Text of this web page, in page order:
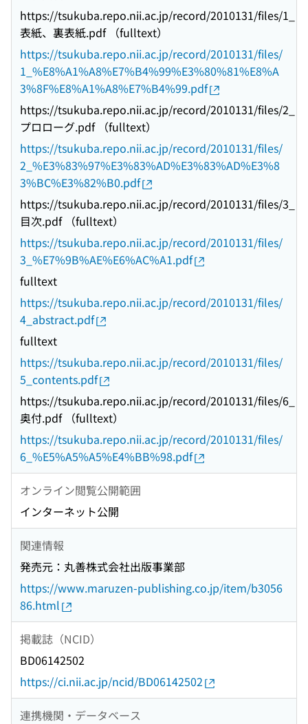
https://tsukuba.repo.nii.ac.jp/record/2010131/files/1_
表紙、裏表紙.pdf （fulltext）
https://tsukuba.repo.nii.ac.jp/record/2010131/files/
1_%E8%A1%A8%E7%B4%99%E3%80%81%E8%A
3%8F%E8%A1%A8%E7%B4%99.pdf
https://tsukuba.repo.nii.ac.jp/record/2010131/files/2_
プロローグ.pdf （fulltext）
https://tsukuba.repo.nii.ac.jp/record/2010131/files/
2_%E3%83%97%E3%83%AD%E3%83%AD%E3%8
3%BC%E3%82%B0.pdf
https://tsukuba.repo.nii.ac.jp/record/2010131/files/3_
目次.pdf （fulltext）
https://tsukuba.repo.nii.ac.jp/record/2010131/files/
3_%E7%9B%AE%E6%AC%A1.pdf
fulltext
https://tsukuba.repo.nii.ac.jp/record/2010131/files/
4_abstract.pdf
fulltext
https://tsukuba.repo.nii.ac.jp/record/2010131/files/
5_contents.pdf
https://tsukuba.repo.nii.ac.jp/record/2010131/files/6_
奥付.pdf （fulltext）
https://tsukuba.repo.nii.ac.jp/record/2010131/files/
6_%E5%A5%A5%E4%BB%98.pdf
オンライン閲覧公開範囲
インターネット公開
関連情報
発売元：丸善株式会社出版事業部
https://www.maruzen-publishing.co.jp/item/b3056
86.html
掲載誌（NCID）
BD06142502
https://ci.nii.ac.jp/ncid/BD06142502
連携機関・データベース